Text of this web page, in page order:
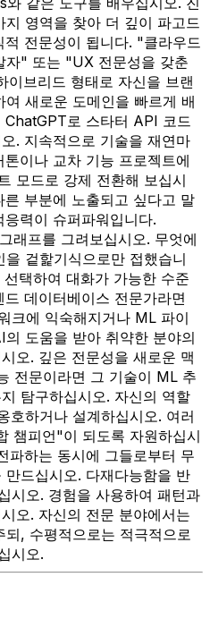
영역을 찾아 더 깊이 파고드
전문성이 됩니다. "클라우드
자" 또는 "UX 전문성을 갖춘
이브리드 형태로 자신을 브랜
새로운 도메인을 빠르게 배
로 스타터 API 코드
. 지속적으로 기술을 재연마
이나 교차 기능 프로젝트에
모드로 강제 전환해 보십시
부분에 노출되고 싶다고 말
력이 슈퍼파워입니다.
래프를 그려보십시오. 무엇에
겉핥기식으로만 접했습니
택하여 대화가 가능한 수준
데이터베이스 전문가라면
크에 익숙해지거나 ML 파이
도움을 받아 취약한 분야의
오. 깊은 전문성을 새로운 맥
전문이라면 그 기술이 ML 추
탐구하십시오. 자신의 역할
호하거나 설계하십시오. 여러
챔피언"이 되도록 자원하십시
파하는 동시에 그들로부터 무
드십시오. 다재다능함을 반
시오. 경험을 사용하여 패턴과
오. 자신의 전문 분야에서는
, 수평적으로는 적극적으로
시오.